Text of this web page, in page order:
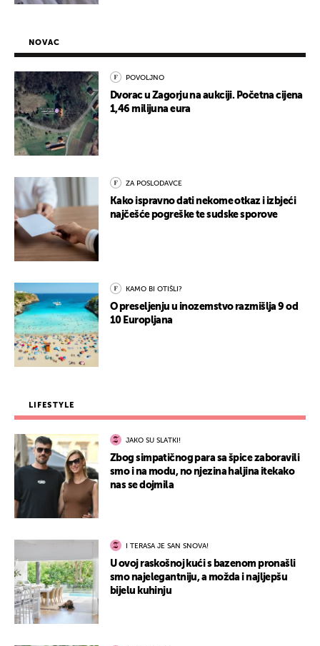
NOVAC
POVOLJNO
Dvorac u Zagorju na aukciji. Početna cijena
1,46 milijuna eura
ZA POSLODAVCE
Kako ispravno dati nekome otkaz i izbjeći
najčešće pogreške te sudske sporove
KAMO BI OTIŠLI?
O preseljenju u inozemstvo razmišlja 9 od
10 Europljana
LIFESTYLE
JAKO SU SLATKI!
Zbog simpatičnog para sa špice zaboravili
smo i na modu, no njezina haljina itekako
nas se dojmila
I TERASA JE SAN SNOVA!
U ovoj raskošnoj kući s bazenom pronašli
smo najelegantniju, a možda i najljepšu
bijelu kuhinju